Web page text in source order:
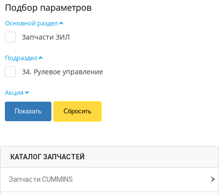
Подбор параметров
Основной раздел
Запчасти ЗИЛ
Подраздел
34. Рулевое управление
Акция
КАТАЛОГ ЗАПЧАСТЕЙ
Запчасти CUMMINS